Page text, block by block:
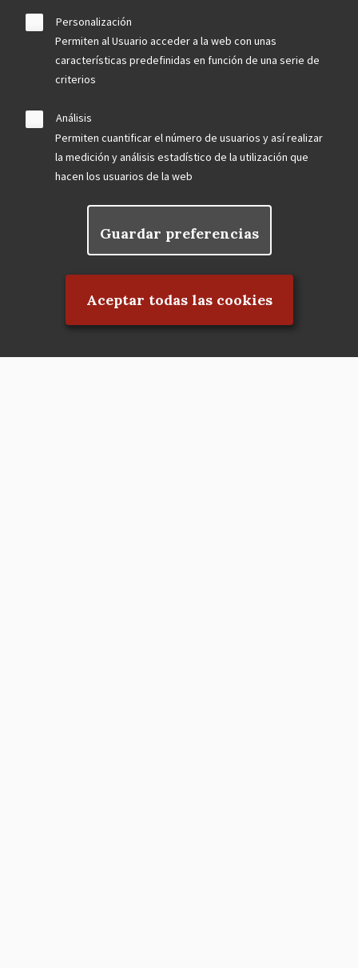
Personalización
Permiten al Usuario acceder a la web con unas
características predefinidas en función de una serie de
criterios
Análisis
Permiten cuantificar el número de usuarios y así realizar
la medición y análisis estadístico de la utilización que
hacen los usuarios de la web
Guardar preferencias
Aceptar todas las cookies